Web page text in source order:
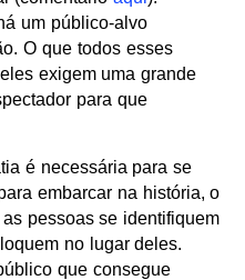
um público-alvo
O que todos esses
exigem uma grande
para que
é necessária para se
embarcar na história, o
pessoas se identifiquem
no lugar deles.
que consegue